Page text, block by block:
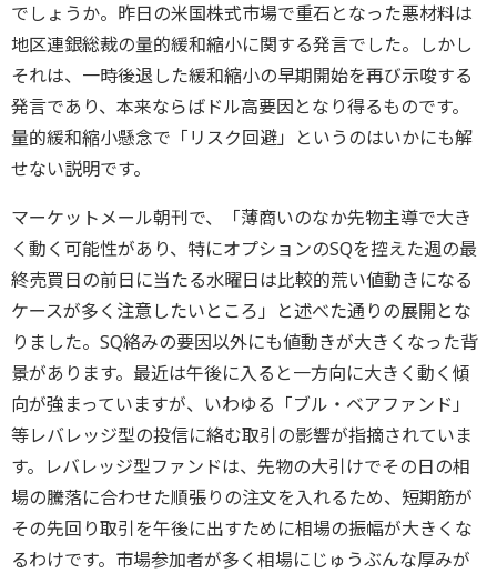
でしょうか。昨日の米国株式市場で重石となった悪材料は
地区連銀総裁の量的緩和縮小に関する発言でした。しかし
それは、一時後退した緩和縮小の早期開始を再び示唆する
発言であり、本来ならばドル高要因となり得るものです。
量的緩和縮小懸念で「リスク回避」というのはいかにも解
せない説明です。
マーケットメール朝刊で、「薄商いのなか先物主導で大き
く動く可能性があり、特にオプションのSQを控えた週の最
終売買日の前日に当たる水曜日は比較的荒い値動きになる
ケースが多く注意したいところ」と述べた通りの展開とな
りました。SQ絡みの要因以外にも値動きが大きくなった背
景があります。最近は午後に入ると一方向に大きく動く傾
向が強まっていますが、いわゆる「ブル・ベアファンド」
等レバレッジ型の投信に絡む取引の影響が指摘されていま
す。レバレッジ型ファンドは、先物の大引けでその日の相
場の騰落に合わせた順張りの注文を入れるため、短期筋が
その先回り取引を午後に出すために相場の振幅が大きくな
るわけです。市場参加者が多く相場にじゅうぶんな厚みが